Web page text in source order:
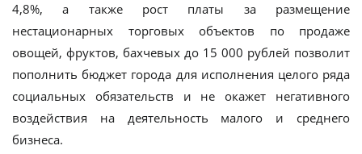
4,8%, а также рост платы за размещение
нестационарных торговых объектов по продаже
овощей, фруктов, бахчевых до 15 000 рублей позволит
пополнить бюджет города для исполнения целого ряда
социальных обязательств и не окажет негативного
воздействия на деятельность малого и среднего
бизнеса.